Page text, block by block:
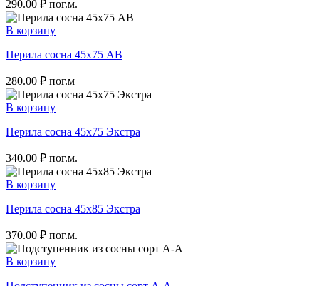
290.00 ₽ пог.м.
В корзину
Перила сосна 45х75 АВ
280.00 ₽ пог.м
В корзину
Перила сосна 45х75 Экстра
340.00 ₽ пог.м.
В корзину
Перила сосна 45х85 Экстра
370.00 ₽ пог.м.
В корзину